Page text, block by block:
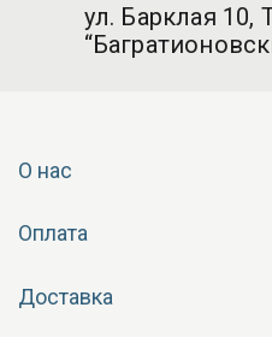
ул. Барклая 10,
О нас
Оплата
Доставка